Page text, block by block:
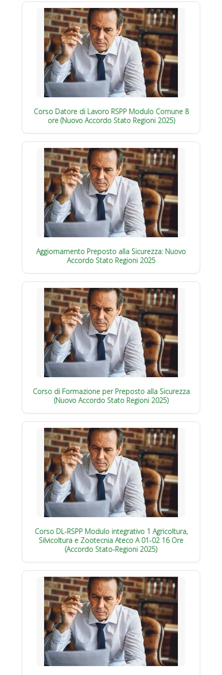
Corso Datore di Lavoro RSPP Modulo Comune 8
ore (Nuovo Accordo Stato Regioni 2025)
Aggiornamento Preposto alla Sicurezza: Nuovo
Accordo Stato Regioni 2025
Corso di Formazione per Preposto alla Sicurezza
(Nuovo Accordo Stato Regioni 2025)
Corso DL-RSPP Modulo integrativo 1 Agricoltura,
Silvicoltura e Zootecnia Ateco A 01-02 16 Ore
(Accordo Stato-Regioni 2025)